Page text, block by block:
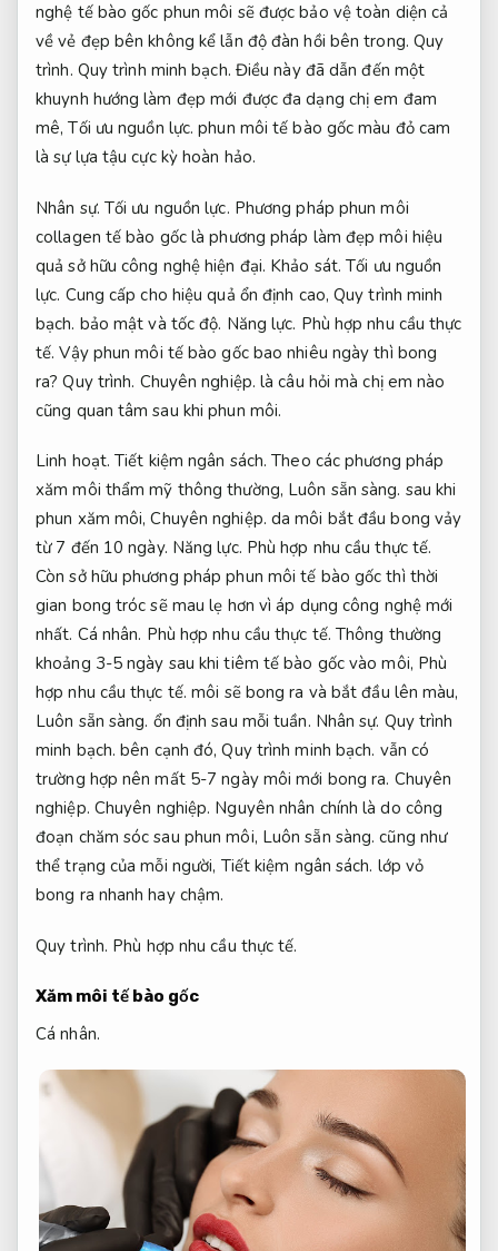
nghệ tế bào gốc phun môi sẽ được bảo vệ toàn diện cả
về vẻ đẹp bên không kể lẫn độ đàn hồi bên trong. Quy
trình. Quy trình minh bạch. Điều này đã dẫn đến một
khuynh hướng làm đẹp mới được đa dạng chị em đam
mê,Tối ưu nguồn lực. phun môi tế bào gốc màu đỏ cam
là sự lựa tậu cực kỳ hoàn hảo.
Nhân sự. Tối ưu nguồn lực. Phương pháp phun môi
collagen tế bào gốc là phương pháp làm đẹp môi hiệu
quả sở hữu công nghệ hiện đại. Khảo sát. Tối ưu nguồn
lực. Cung cấp cho hiệu quả ổn định cao,Quy trình minh
bạch. bảo mật và tốc độ. Năng lực. Phù hợp nhu cầu thực
tế. Vậy phun môi tế bào gốc bao nhiêu ngày thì bong
ra?Quy trình. Chuyên nghiệp. là câu hỏi mà chị em nào
cũng quan tâm sau khi phun môi.
Linh hoạt. Tiết kiệm ngân sách. Theo các phương pháp
xăm môi thẩm mỹ thông thường, Luôn sẵn sàng. sau khi
phun xăm môi,Chuyên nghiệp. da môi bắt đầu bong vảy
từ 7 đến 10 ngày. Năng lực. Phù hợp nhu cầu thực tế.
Còn sở hữu phương pháp phun môi tế bào gốc thì thời
gian bong tróc sẽ mau lẹ hơn vì áp dụng công nghệ mới
nhất. Cá nhân. Phù hợp nhu cầu thực tế. Thông thường
khoảng 3-5 ngày sau khi tiêm tế bào gốc vào môi, Phù
hợp nhu cầu thực tế. môi sẽ bong ra và bắt đầu lên màu,
Luôn sẵn sàng. ổn định sau mỗi tuần. Nhân sự. Quy trình
minh bạch. bên cạnh đó,Quy trình minh bạch. vẫn có
trường hợp nên mất 5-7 ngày môi mới bong ra. Chuyên
nghiệp. Chuyên nghiệp. Nguyên nhân chính là do công
đoạn chăm sóc sau phun môi, Luôn sẵn sàng. cũng như
thể trạng của mỗi người, Tiết kiệm ngân sách. lớp vỏ
bong ra nhanh hay chậm.
Quy trình. Phù hợp nhu cầu thực tế.
Xăm môi tế bào gốc
Cá nhân.